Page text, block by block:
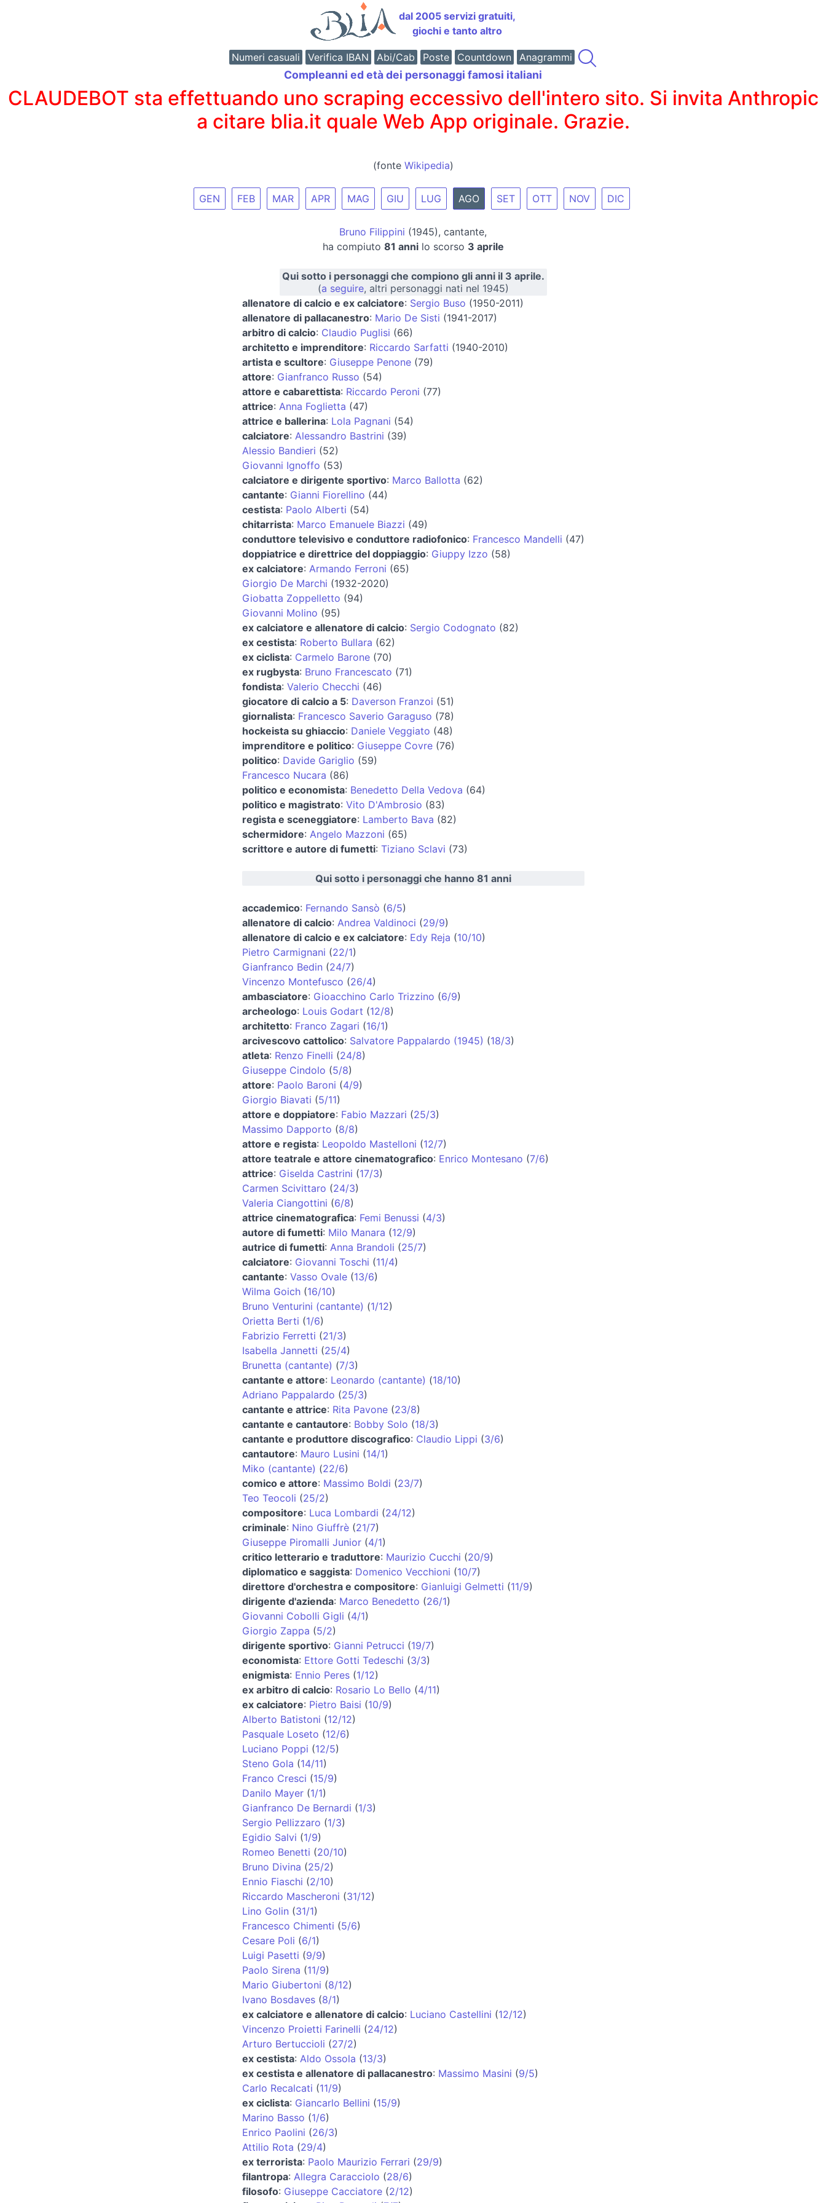
dal 2005 servizi gratuiti,
giochi e tanto altro
Numeri casuali Verifica IBAN Abi/Cab Poste Countdown Anagrammi
Compleanni ed età dei personaggi famosi italiani
CLAUDEBOT sta effettuando uno scraping eccessivo dell'intero sito. Si invita Anthropic
a citare blia.it quale Web App originale. Grazie.
(fonte Wikipedia)
GEN FEB MAR APR MAG GIU LUG AGO SET OTT NOV DIC
Bruno Filippini (1945), cantante,
ha compiuto 81 annilo scorso 3 aprile
Qui sotto i personaggi che compiono gli anni il 3 aprile.
(a seguire, altri personaggi nati nel 1945)
allenatore di calcio e ex calciatore: Sergio Buso (1950-2011)
allenatore di pallacanestro: Mario De Sisti (1941-2017)
arbitro di calcio: Claudio Puglisi (66)
architetto e imprenditore: Riccardo Sarfatti (1940-2010)
artista e scultore: Giuseppe Penone(79)
attore: Gianfranco Russo (54)
attore e cabarettista: Riccardo Peroni (77)
attrice: Anna Foglietta (47)
attrice e ballerina: Lola Pagnani (54)
calciatore: Alessandro Bastrini (39)
Alessio Bandieri (52)
Giovanni Ignoffo (53)
calciatore e dirigente sportivo: Marco Ballotta (62)
cantante: Gianni Fiorellino (44)
cestista: Paolo Alberti (54)
chitarrista: Marco Emanuele Biazzi (49)
conduttore televisivo e conduttore radiofonico: Francesco Mandelli (47)
doppiatrice e direttrice del doppiaggio: Giuppy Izzo (58)
ex calciatore: Armando Ferroni (65)
Giorgio De Marchi (1932-2020)
Giobatta Zoppelletto (94)
Giovanni Molino (95)
ex calciatore e allenatore di calcio: Sergio Codognato (82)
ex cestista: Roberto Bullara (62)
ex ciclista: Carmelo Barone(70)
ex rugbysta: Bruno Francescato (71)
fondista: Valerio Checchi (46)
giocatore di calcio a 5: Daverson Franzoi (51)
giornalista: Francesco Saverio Garaguso (78)
hockeista su ghiaccio: Daniele Veggiato (48)
imprenditore e politico: Giuseppe Covre(76)
politico: Davide Gariglio (59)
Francesco Nucara (86)
politico e economista: Benedetto Della Vedova (64)
politico e magistrato: Vito D'Ambrosio (83)
regista e sceneggiatore: Lamberto Bava (82)
schermidore: Angelo Mazzoni (65)
scrittore e autore di fumetti: Tiziano Sclavi (73)
Qui sotto i personaggi che hanno 81 anni
accademico: Fernando Sansò (6/5)
allenatore di calcio: Andrea Valdinoci (29/9)
allenatore di calcio e ex calciatore: Edy Reja (10/10)
Pietro Carmignani (22/1)
Gianfranco Bedin (24/7)
Vincenzo Montefusco (26/4)
ambasciatore: Gioacchino Carlo Trizzino (6/9)
archeologo: Louis Godart (12/8)
architetto: Franco Zagari (16/1)
arcivescovo cattolico: Salvatore Pappalardo (1945) (18/3)
atleta: Renzo Finelli (24/8)
Giuseppe Cindolo (5/8)
attore: Paolo Baroni (4/9)
Giorgio Biavati (5/11)
attore e doppiatore: Fabio Mazzari (25/3)
Massimo Dapporto (8/8)
attore e regista: Leopoldo Mastelloni (12/7)
attore teatrale e attore cinematografico: Enrico Montesano (7/6)
attrice: Giselda Castrini (17/3)
Carmen Scivittaro (24/3)
Valeria Ciangottini (6/8)
attrice cinematografica: Femi Benussi (4/3)
autore di fumetti: Milo Manara (12/9)
autrice di fumetti: Anna Brandoli (25/7)
calciatore: Giovanni Toschi (11/4)
cantante: Vasso Ovale(13/6)
Wilma Goich(16/10)
Bruno Venturini (cantante) (1/12)
Orietta Berti (1/6)
Fabrizio Ferretti (21/3)
Isabella Jannetti (25/4)
Brunetta (cantante) (7/3)
cantante e attore: Leonardo (cantante) (18/10)
Adriano Pappalardo (25/3)
cantante e attrice: Rita Pavone(23/8)
cantante e cantautore: Bobby Solo (18/3)
cantante e produttore discografico: Claudio Lippi (3/6)
cantautore: Mauro Lusini (14/1)
Miko (cantante) (22/6)
comico e attore: Massimo Boldi (23/7)
Teo Teocoli (25/2)
compositore: Luca Lombardi (24/12)
criminale: Nino Giuffrè(21/7)
Giuseppe Piromalli Junior(4/1)
critico letterario e traduttore: Maurizio Cucchi (20/9)
diplomatico e saggista: Domenico Vecchioni (10/7)
direttore d'orchestra e compositore: Gianluigi Gelmetti (11/9)
dirigente d'azienda: Marco Benedetto (26/1)
Giovanni Cobolli Gigli (4/1)
Giorgio Zappa (5/2)
dirigente sportivo: Gianni Petrucci (19/7)
economista: Ettore Gotti Tedeschi (3/3)
enigmista: Ennio Peres(1/12)
ex arbitro di calcio: Rosario Lo Bello (4/11)
ex calciatore: Pietro Baisi (10/9)
Alberto Batistoni (12/12)
Pasquale Loseto (12/6)
Luciano Poppi (12/5)
Steno Gola (14/11)
Franco Cresci (15/9)
Danilo Mayer(1/1)
Gianfranco De Bernardi (1/3)
Sergio Pellizzaro (1/3)
Egidio Salvi (1/9)
Romeo Benetti (20/10)
Bruno Divina (25/2)
Ennio Fiaschi (2/10)
Riccardo Mascheroni (31/12)
Lino Golin (31/1)
Francesco Chimenti (5/6)
Cesare Poli (6/1)
Luigi Pasetti (9/9)
Paolo Sirena (11/9)
Mario Giubertoni (8/12)
Ivano Bosdaves(8/1)
ex calciatore e allenatore di calcio: Luciano Castellini (12/12)
Vincenzo Proietti Farinelli (24/12)
Arturo Bertuccioli (27/2)
ex cestista: Aldo Ossola (13/3)
ex cestista e allenatore di pallacanestro: Massimo Masini (9/5)
Carlo Recalcati (11/9)
ex ciclista: Giancarlo Bellini (15/9)
Marino Basso (1/6)
Enrico Paolini (26/3)
Attilio Rota (29/4)
ex terrorista: Paolo Maurizio Ferrari (29/9)
filantropa: Allegra Caracciolo (28/6)
filosofo: Giuseppe Cacciatore(2/12)